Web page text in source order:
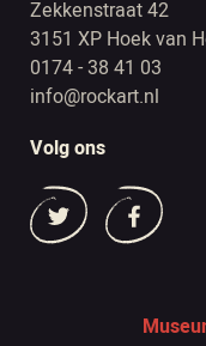
Zekkenstraat 42
3151 XP Hoek van
0174 - 38 41 03
info@rockart.nl
Volg ons